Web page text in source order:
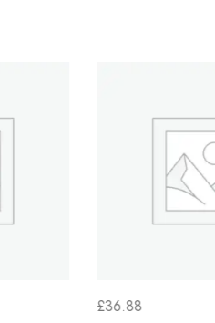
£36.88